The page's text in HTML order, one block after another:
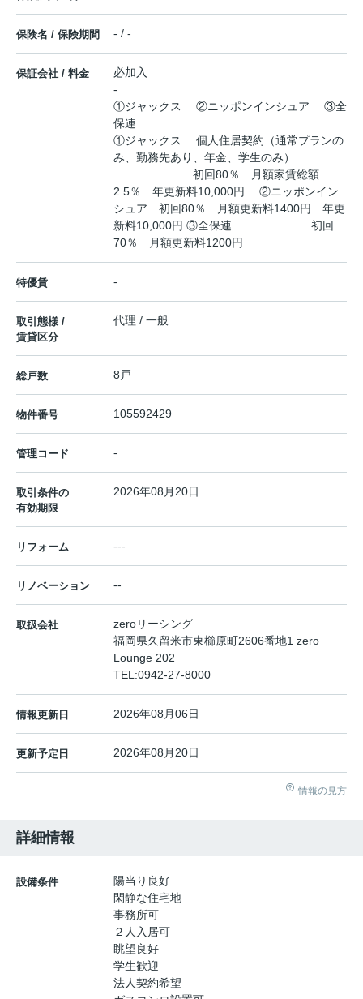
保険名 / 保険期間 - / -
保証会社 / 料金
必加入
-
①ジャックス ②ニッポンインシュア ③全
保連
①ジャックス 個人住居契約（通常プランの
み、勤務先あり、年金、学生のみ）
初回80％ 月額家賃総額
2.5％ 年更新料10,000円 ②ニッポンイン
シュア 初回80％ 月額更新料1400円 年更
新料10,000円 ③全保連 初回
70％ 月額更新料1200円
特優賃 -
取引態様 /
賃貸区分
代理 / 一般
総戸数 8戸
物件番号 105592429
管理コード -
取引条件の
有効期限
2026年08月20日
リフォーム ---
リノベーション --
取扱会社
zeroリーシング
福岡県久留米市東櫛原町2606番地1 zero
Lounge 202
TEL:0942-27-8000
情報更新日 2026年08月06日
更新予定日 2026年08月20日
情報の見方
詳細情報
設備条件
陽当り良好
閑静な住宅地
事務所可
２人入居可
眺望良好
学生歓迎
法人契約希望